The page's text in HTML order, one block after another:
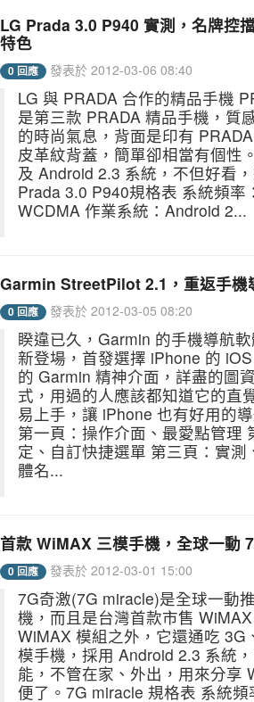
LG Prada 3.0 P940 實測，名牌控
特色
0 回應 發表於 2012-03-06 08:40
LG 與 PRADA 合作的精品手機
是第三款 PRADA 精品手機，質
的時尚氣息，背面是印有
皮革紋背蓋，簡單卻相當有個性
及 Android 2.3 系統，不但好看
Prada 3.0 P940規格表 系統頻率
WCDMA 作業系統：Android 2...
Garmin StreetPilot 2.1，重返手機
0 回應 發表於 2012-03-05 08:20
睽違已久，Garmin 的手機導航
新登場，首發選擇 iPhone 的
的 Garmin 精神介面，詳盡的圖
式，用過的人應該都知道它的直
易上手，讓 iPhone 也有好用的
第一頁：操作介面、最愛點管理
定、自訂快捷選單 第三頁：實測
體名...
首款 WiMAX 三模手機，全球一動
0 回應 發表於 2012-03-01 15:00
7G奇激(7G miracle)是全球一動
機，而且是台灣首款市售
WiMAX 模組之外，它還通吃 3G
模手機，採用 Android 2.3 系統
能，不管在家、外出，用來分享
便了。7G miracle 規格表 系統頻